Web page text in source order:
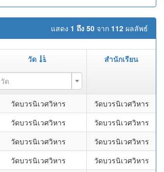
แสดง 1 ถึง 50 จาก 112 ผลลัพธ์
วัด สำนักเรียน
วัด
วัดบวรนิเวศวิหาร
วัดบวรนิเวศวิหาร
วัดบวรนิเวศวิหาร
วัดบวรนิเวศวิหาร
วัดบวรนิเวศวิหาร
วัดบวรนิเวศวิหาร
วัดบวรนิเวศวิหาร
วัดบวรนิเวศวิหาร